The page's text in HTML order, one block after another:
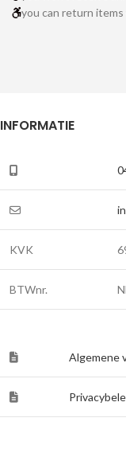
you can return
INFORMATIE
KVK
BTWnr.
Algemene